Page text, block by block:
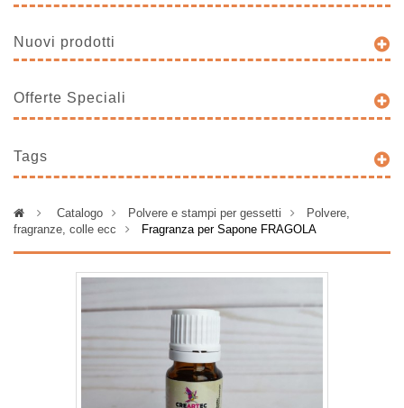
Nuovi prodotti
Offerte Speciali
Tags
> Catalogo > Polvere e stampi per gessetti >
Polvere,
fragranze, colle ecc
> Fragranza per Sapone FRAGOLA